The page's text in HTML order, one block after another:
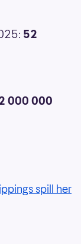
52
000 000
spill her